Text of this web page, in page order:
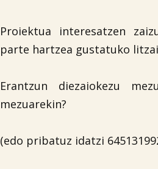
Proiektua interesatzen
parte hartzea gustatuko
Erantzun diezaiokezu
mezuarekin?
(edo pribatuz idatzi